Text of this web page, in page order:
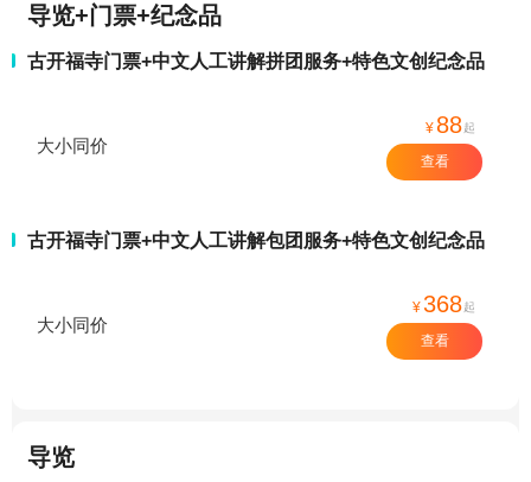
导览+门票+纪念品
古开福寺门票+中文人工讲解拼团服务+特色文创纪念品
大小同价
¥ 88起
查看
古开福寺门票+中文人工讲解包团服务+特色文创纪念品
大小同价
¥368起
查看
导览